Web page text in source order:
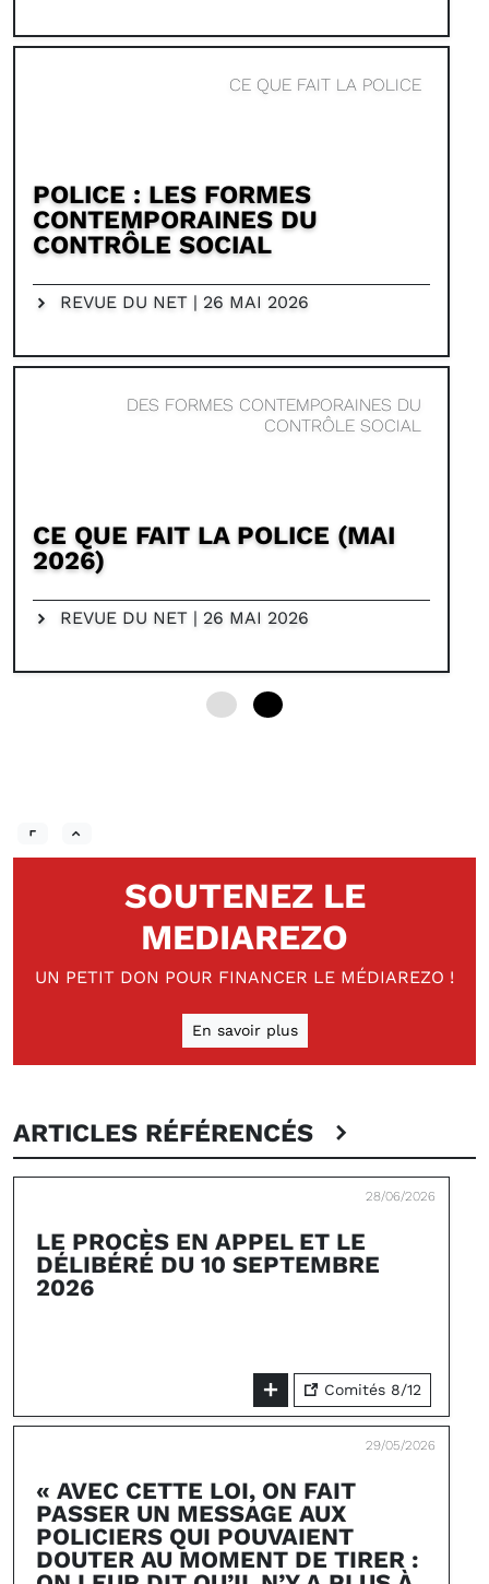
CE QUE FAIT LA POLICE
POLICE : LES FORMES
CONTEMPORAINES DU
CONTRÔLE SOCIAL
REVUE DU NET | 26 MAI 2026
DES FORMES CONTEMPORAINES DU
CONTRÔLE SOCIAL
CE QUE FAIT LA POLICE (MAI
2026)
REVUE DU NET | 26 MAI 2026
SOUTENEZ LE
MEDIAREZO
UN PETIT DON POUR FINANCER LE MÉDIAREZO !
En savoir plus
ARTICLES RÉFÉRENCÉS
28/06/2026
LE PROCÈS EN APPEL ET LE
DÉLIBÉRÉ DU 10 SEPTEMBRE
2026
Comités 8/12
29/05/2026
« AVEC CETTE LOI, ON FAIT
PASSER UN MESSAGE AUX
POLICIERS QUI POUVAIENT
DOUTER AU MOMENT DE TIRER :